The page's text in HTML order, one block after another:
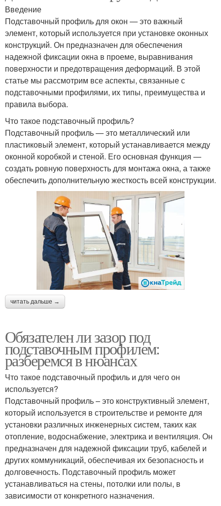
Введение
Подставочный профиль для окон — это важный
элемент, который используется при установке оконных
конструкций. Он предназначен для обеспечения
надежной фиксации окна в проеме, выравнивания
поверхности и предотвращения деформаций. В этой
статье мы рассмотрим все аспекты, связанные с
подставочными профилями, их типы, преимущества и
правила выбора.
Что такое подставочный профиль?
Подставочный профиль — это металлический или
пластиковый элемент, который устанавливается между
оконной коробкой и стеной. Его основная функция —
создать ровную поверхность для монтажа окна, а также
обеспечить дополнительную жесткость всей конструкции.
читать дальше →
Обязателен ли зазор под
подставочным профилем:
разберемся в нюансах
Что такое подставочный профиль и для чего он
используется?
Подставочный профиль – это конструктивный элемент,
который используется в строительстве и ремонте для
установки различных инженерных систем, таких как
отопление, водоснабжение, электрика и вентиляция. Он
предназначен для надежной фиксации труб, кабелей и
других коммуникаций, обеспечивая их безопасность и
долговечность. Подставочный профиль может
устанавливаться на стены, потолки или полы, в
зависимости от конкретного назначения.